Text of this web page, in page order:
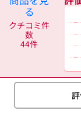
る
クチコミ件
数
44件